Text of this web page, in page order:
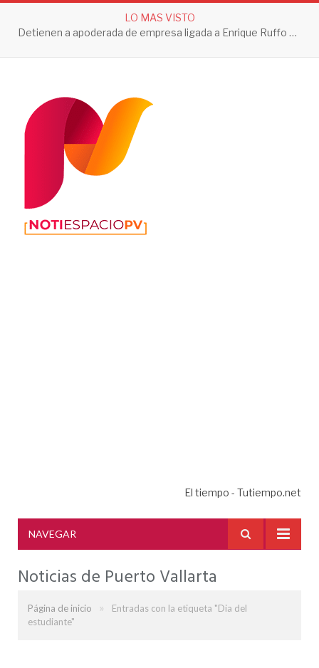
LO MAS VISTO
Detienen a apoderada de empresa ligada a Enrique Ruffo por investigación de Huachicol Fiscal
El tiempo - Tutiempo.net
NAVEGAR
Noticias de Puerto Vallarta
Página de inicio »
Entradas con la etiqueta "Dia del
estudiante"